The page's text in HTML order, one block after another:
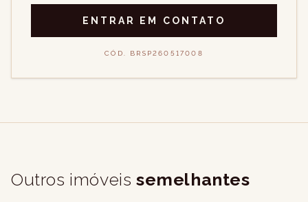
ENTRAR EM CONTATO
CÓD. BRSP260517008
Outros imóveis semelhantes